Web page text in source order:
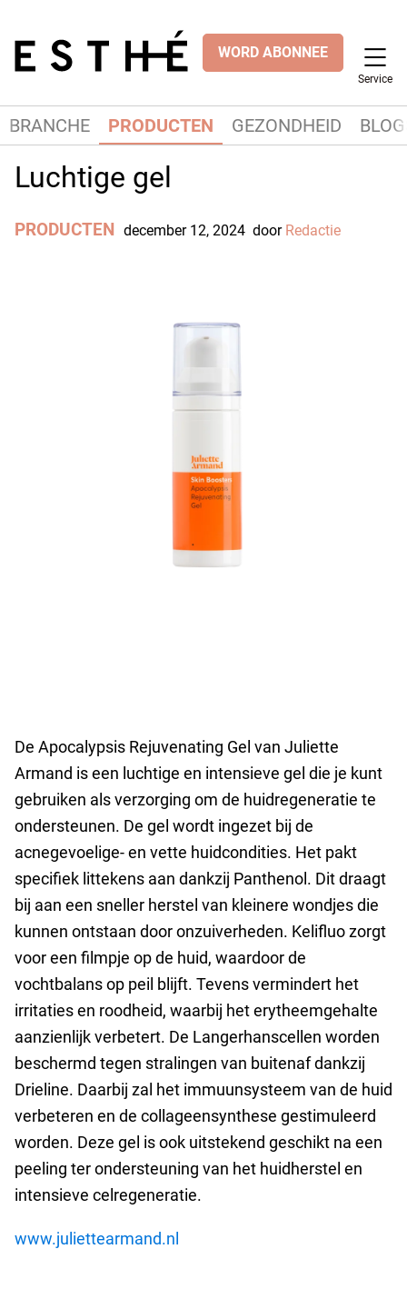
WORD ABONNEE
Service
BRANCHE PRODUCTEN GEZONDHEID
Luchtige gel
PRODUCTEN december 12, 2024 door Redactie
De Apocalypsis Rejuvenating Gel van Juliette
Armand is een luchtige en intensieve gel die je kunt
gebruiken als verzorging om de huidregeneratie te
ondersteunen. De gel wordt ingezet bij de
acnegevoelige- en vette huidcondities. Het pakt
specifiek littekens aan dankzij Panthenol. Dit draagt
bij aan een sneller herstel van kleinere wondjes die
kunnen ontstaan door onzuiverheden. Kelifluo zorgt
voor een filmpje op de huid, waardoor de
vochtbalans op peil blijft. Tevens vermindert het
irritaties en roodheid, waarbij het erytheemgehalte
aanzienlijk verbetert. De Langerhanscellen worden
beschermd tegen stralingen van buitenaf dankzij
Drieline. Daarbij zal het immuunsysteem van de huid
verbeteren en de collageensynthese gestimuleerd
worden. Deze gel is ook uitstekend geschikt na een
peeling ter ondersteuning van het huidherstel en
intensieve celregeneratie.
www.juliettearmand.nl